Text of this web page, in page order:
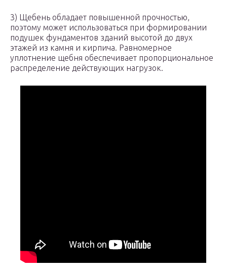
3) Щебень обладает повышенной прочностью,
поэтому может использоваться при формировании
подушек фундаментов зданий высотой до двух
этажей из камня и кирпича. Равномерное
уплотнение щебня обеспечивает пропорциональное
распределение действующих нагрузок.